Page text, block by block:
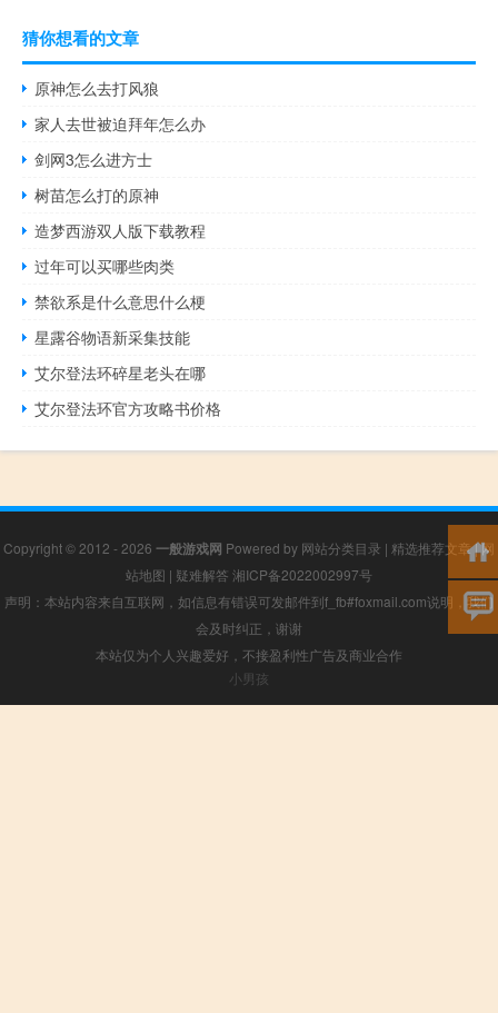
猜你想看的文章
原神怎么去打风狼
家人去世被迫拜年怎么办
剑网3怎么进方士
树苗怎么打的原神
造梦西游双人版下载教程
过年可以买哪些肉类
禁欲系是什么意思什么梗
星露谷物语新采集技能
艾尔登法环碎星老头在哪
艾尔登法环官方攻略书价格
Copyright © 2012 - 2026 一般游戏网 Powered by 网站分类目录 | 精选推荐文章|网
站地图 | 疑难解答 湘ICP备2022002997号
声明：本站内容来自互联网，如信息有错误可发邮件到f_fb#foxmail.com说明，我们
会及时纠正，谢谢
本站仅为个人兴趣爱好，不接盈利性广告及商业合作
小男孩